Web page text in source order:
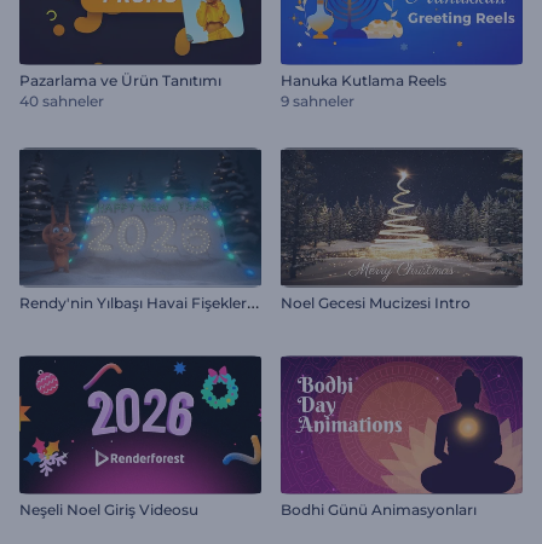
Pazarlama ve Ürün Tanıtımı
40 sahneler
Hanuka Kutlama Reels
9 sahneler
R
endy'nin Yılbaşı Havai Fişekleri İntro Noel Gecesi Mucizesi Intro
Neşeli Noel Giriş Videosu Bodhi Günü Animasyonları